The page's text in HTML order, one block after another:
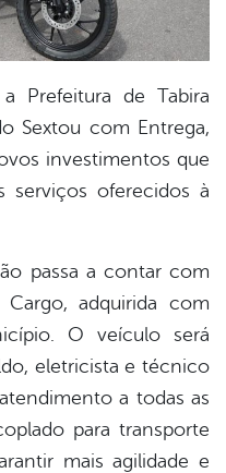
Prefeitura de Tabira
Sextou com Entrega,
investimentos que
serviços oferecidos à
passa a contar com
adquirida com
O veículo será
eletricista e técnico
a todas as
para transporte
mais agilidade e